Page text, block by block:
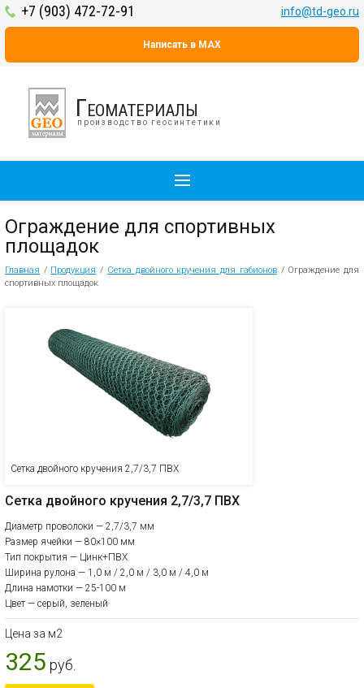
+7 (903) 472-72-91 info@td-geo.ru
Написать в MAX
Геоматериалы
производство геосинтетики
Ограждение для спортивных
площадок
Главная / Продукция / Сетка двойного кручения для габионов/ Ограждение для
спортивных площадок
Сетка двойного кручения 2,7/3,7 ПВХ
Сетка двойного кручения 2,7/3,7 ПВХ
Диаметр проволоки — 2,7/3,7 мм
Размер ячейки — 80×100 мм
Тип покрытия — Цинк+ПВХ
Ширина рулона — 1,0 м / 2,0 м / 3,0 м / 4,0 м
Длина намотки — 25-100 м
Цвет — серый, зеленый
Цена за м2
325 руб.